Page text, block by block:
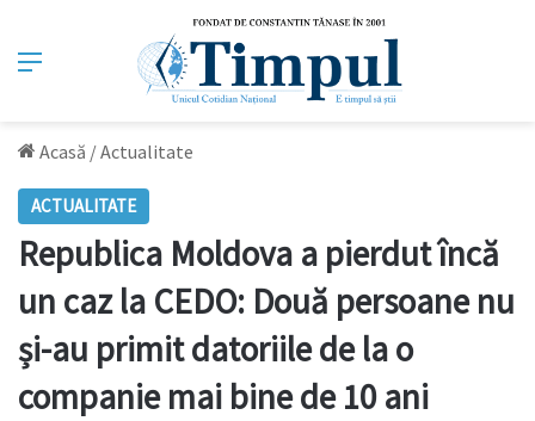
Meniu
Acasă /Actualitate
ACTUALITATE
Republica Moldova a pierdut încă
un caz la CEDO: Două persoane nu
și-au primit datoriile de la o
companie mai bine de 10 ani